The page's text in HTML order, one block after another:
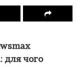
для чого